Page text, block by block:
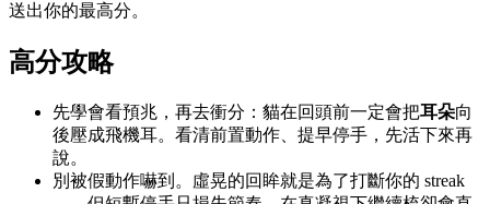
送出你的最高分。
高分攻略
先學會看預兆，再去衝分：貓在回頭前一定會把耳朵向
後壓成飛機耳。看清前置動作、提早停手，先活下來再
說。
別被假動作嚇到。虛晃的回眸就是為了打斷你的 streak